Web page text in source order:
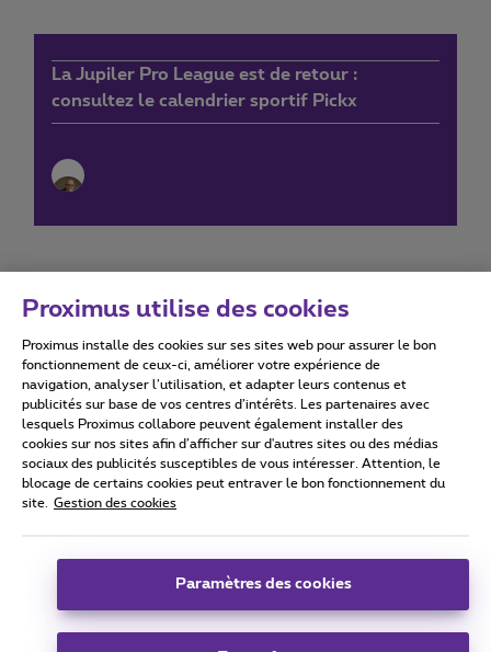
La Jupiler Pro League est de retour :
consultez le calendrier sportif Pickx
Conditions d'utilisation Accessibility statement
Tous droits réservés. © 2026 Proximus
Conditions générales, info consommateur
Coordonnées de l’entreprise
Boulevard du Roi Albert II 27 - B-1030 Bruxelles.
Proximus utilise des cookies
Proximus installe des cookies sur ses sites web pour assurer le bon
fonctionnement de ceux-ci, améliorer votre expérience de
navigation, analyser l’utilisation, et adapter leurs contenus et
publicités sur base de vos centres d’intérêts. Les partenaires avec
lesquels Proximus collabore peuvent également installer des
cookies sur nos sites afin d’afficher sur d'autres sites ou des médias
sociaux des publicités susceptibles de vous intéresser. Attention, le
blocage de certains cookies peut entraver le bon fonctionnement du
site.
Gestion des cookies
Paramètres des cookies